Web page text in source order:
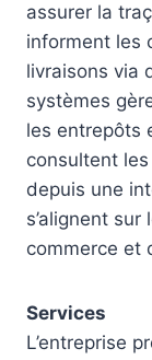
assurer la
informent les
livraisons via
systèmes
les entrepôts
consultent
depuis une
s’alignent
commerce et
Services
L’entreprise